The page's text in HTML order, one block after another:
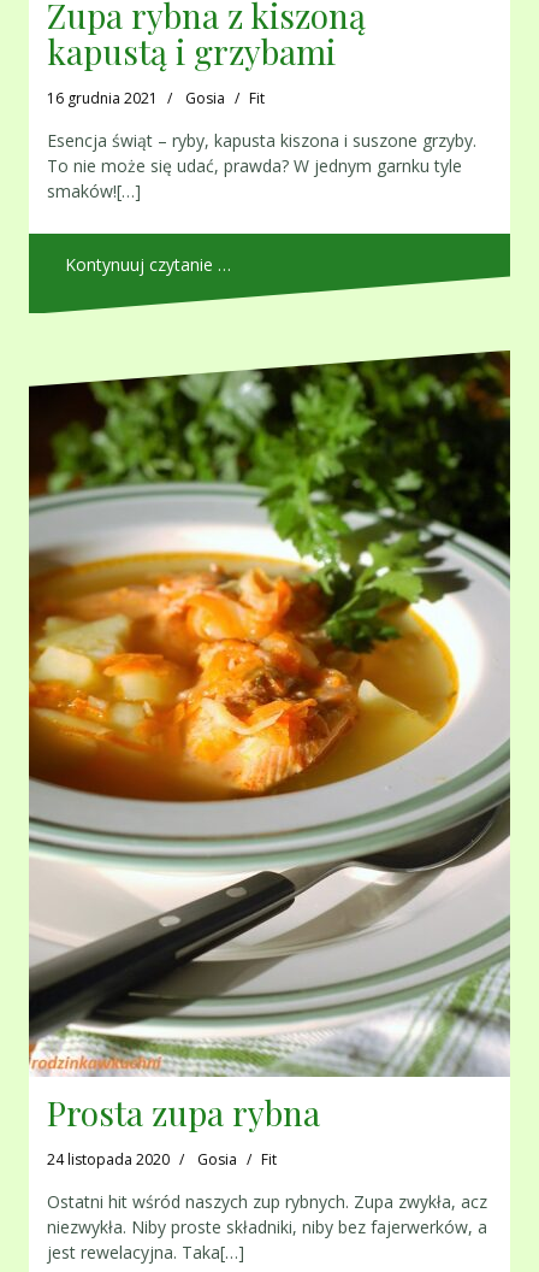
Zupa rybna z kiszoną
kapustą i grzybami
16 grudnia 2021 Gosia Fit
Esencja świąt – ryby, kapusta kiszona i suszone grzyby.
To nie może się udać, prawda? W jednym garnku tyle
smaków![…]
Kontynuuj czytanie …
Prosta zupa rybna
24 listopada 2020 Gosia Fit
Ostatni hit wśród naszych zup rybnych. Zupa zwykła, acz
niezwykła. Niby proste składniki, niby bez fajerwerków, a
jest rewelacyjna. Taka[…]